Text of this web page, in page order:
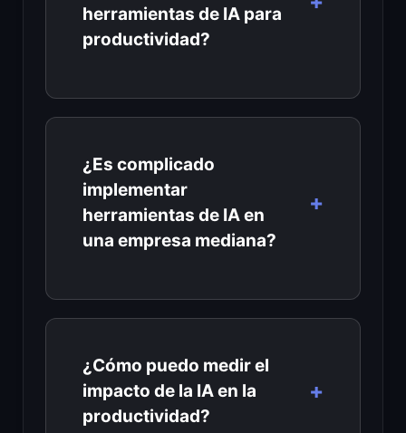
herramientas de IA para
productividad?
¿Es complicado
implementar
herramientas de IA en
una empresa mediana?
¿Cómo puedo medir el
impacto de la IA en la
productividad?